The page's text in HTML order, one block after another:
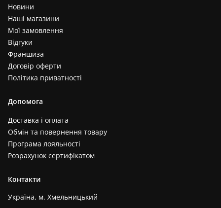
Новини
Наші магазини
Мої замовлення
Відгуки
Франшиза
Договір оферти
Політика приватності
Допомога
Доставка і оплата
Обмін та повернення товару
Програма лояльності
Розрахунок сертифікатом
Контакти
Україна, м. Хмельницький